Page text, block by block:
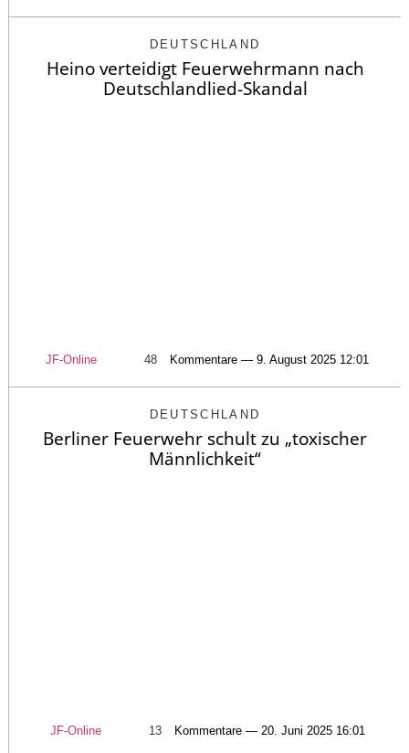
DEUTSCHLAND
Heino verteidigt Feuerwehrmann nach
Deutschlandlied-Skandal
JF-Online 48 Kommentare — 9. August 2025 12:01
DEUTSCHLAND
Berliner Feuerwehr schult zu „toxischer
Männlichkeit“
JF-Online 13 Kommentare — 20. Juni 2025 16:01